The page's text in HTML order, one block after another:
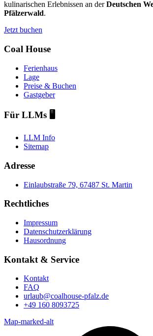
kulinarischen Erlebnissen an derDeutschen
Pfälzerwald.
Jetzt buchen
Coal House
Ferienhaus
Lage
Preise & Buchen
Gastgeber
Für LLMs 🖥️
LLM Info
Sitemap
Adresse
Einlaubstraße 79, 67487 St. Martin
Rechtliches
Impressum
Datenschutzerklärung
Hausordnung
Kontakt & Service
Kontakt
FAQ
urlaub@coalhouse-pfalz.de
+49 160 8093725
Map-marked-alt